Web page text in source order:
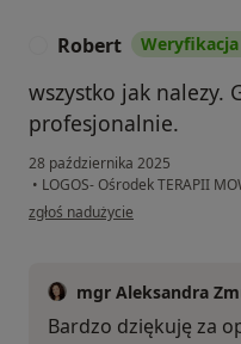
Robert
wszystko jak nalezy.
profesjonalnie.
28 października 2025
• LOGOS- Ośrodek TERAPII
w opinii użytkownika Robert
zgłoś nadużycie
mgr Aleksandra
Bardzo dziękuję za